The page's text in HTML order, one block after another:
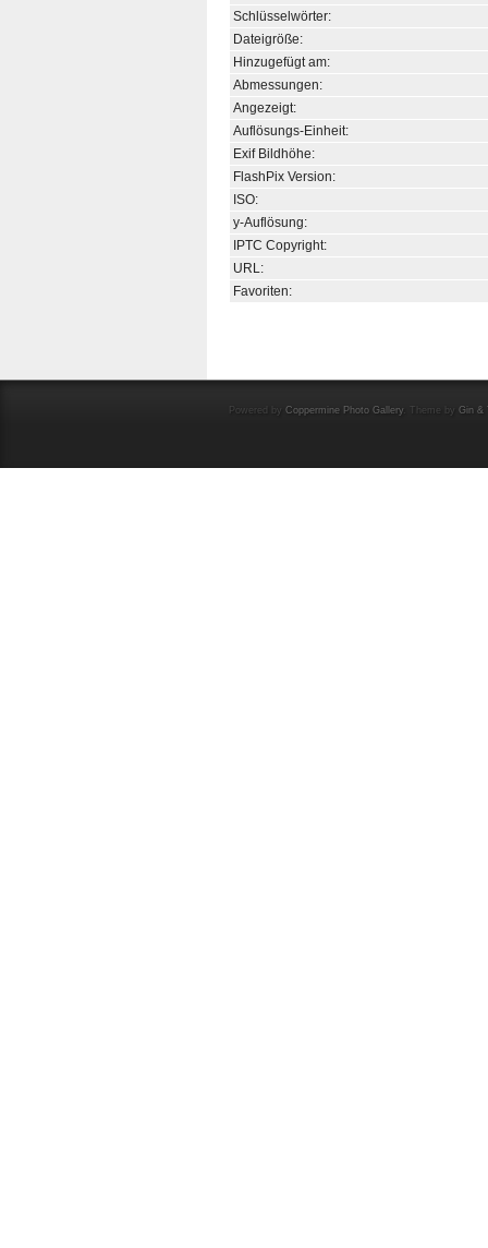
Schlüsselwörter:
Dateigröße:
Hinzugefügt am:
Abmessungen:
Angezeigt:
Auflösungs-Einheit:
Exif Bildhöhe:
FlashPix Version:
ISO:
y-Auflösung:
IPTC Copyright:
URL:
Favoriten:
Powered by Coppermine Photo Gallery. Theme by Gin &